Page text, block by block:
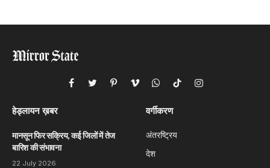
Facebook
TwitterPinterestVimeoWhatsApp
TikTokInstagram
हेड्लायन ख़बर
मानसून फिर सक्रिय, कई जिलों में तेज
बारिश की संभावना
22 July 2026
वर्गीकरण
अंतरष्ट्रिय
देश